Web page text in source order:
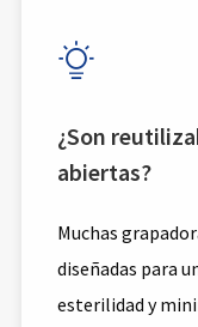

¿Son
abiertas?
Muchas
diseñadas para
esterilidad y